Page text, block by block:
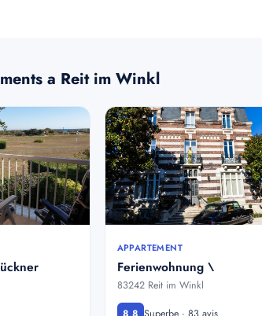
a Reit im Winkl
APPARTEMENT
Ferienwohnung \
83242 Reit im Winkl